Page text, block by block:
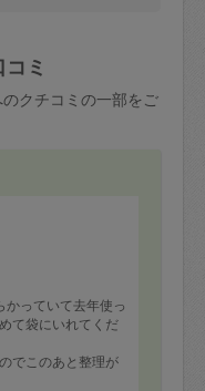
ミ
クチコミの一部をご
っていて去年使っ
て袋にいれてくだ
でこのあと整理が